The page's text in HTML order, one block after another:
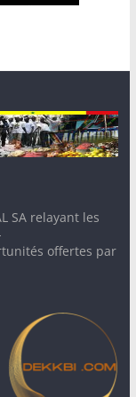
SA relayant les
offertes par